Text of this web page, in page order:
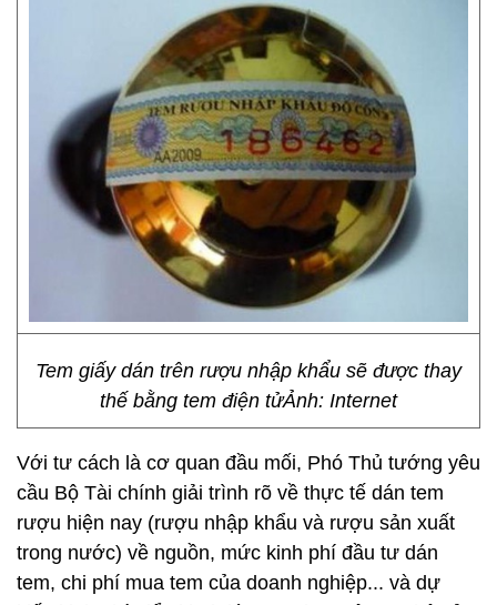
Tem giấy dán trên rượu nhập khẩu sẽ được thay
thế bằng tem điện tửẢnh: Internet
Với tư cách là cơ quan đầu mối, Phó Thủ tướng yêu
cầu Bộ Tài chính giải trình rõ về thực tế dán tem
rượu hiện nay (rượu nhập khẩu và rượu sản xuất
trong nước) về nguồn, mức kinh phí đầu tư dán
tem, chi phí mua tem của doanh nghiệp... và dự